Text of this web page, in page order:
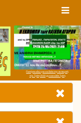
Πατήστε εδώ για να δείτε την εκπομπή
την Τρίτη 9:00 μμ και κάθε Τρίτη